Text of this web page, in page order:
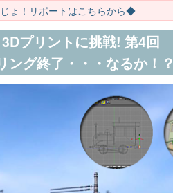
ょ！リポートはこちらから◆
プリントに挑戦! 第4回
ング終了・・・なるか！？